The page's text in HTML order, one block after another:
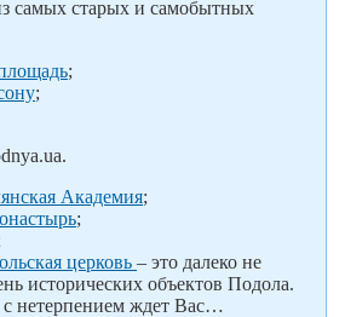
самых старых и самобытных
;
;
Академия;
;
церковь – это далеко не
исторических объектов Подола.
нетерпением ждет Вас…